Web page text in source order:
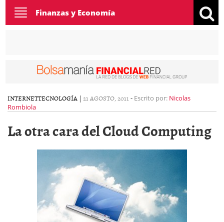
Toggle
navigation
Finanzas y Economía
INTERNETTECNOLOGÍA | 21 AGOSTO, 2011 - Escrito por: Nicolas
Rombiola
La otra cara del Cloud Computing